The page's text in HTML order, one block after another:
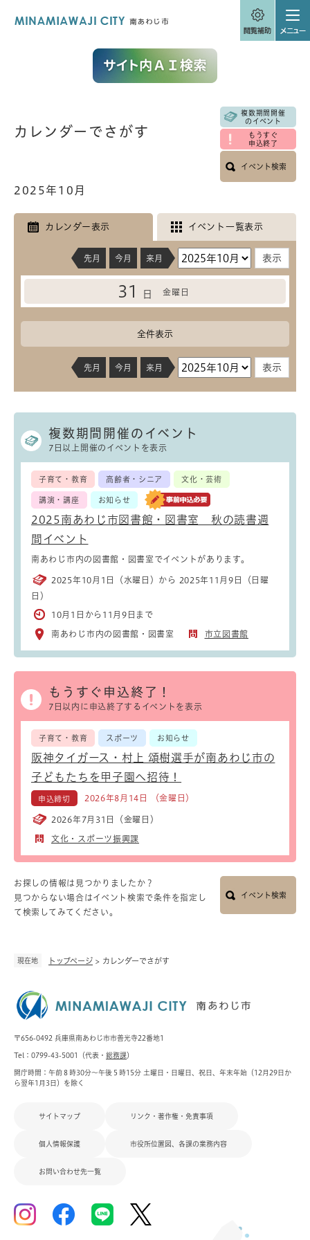
現在地 トップページ > カレンダーでさがす
文
カレンダーでさがす
複数期間開催
のイベント
もうすぐ
申込終了
イベント検索
2025年10月
カレンダー表示 イベント一覧表示
先月 今月 来月
31 日 金曜日
全件表示
先月 今月 来月
複数期間開催のイベント
7日以上開催のイベントを表示
子育て・教育 高齢者・シニア 文化・芸術
講演・講座 お知らせ
2025南あわじ市図書館・図書室 秋の読書週
間イベント
南あわじ市内の図書館・図書室でイベントがあります。
2025年10月1日（水曜日）から 2025年11月9日（日曜
日）
10月1日から11月9日まで
南あわじ市内の図書館・図書室 市立図書館
もうすぐ申込終了！
7日以内に申込終了するイベントを表示
子育て・教育 スポーツ お知らせ
阪神タイガース・村上 頌樹選手が南あわじ市の
子どもたちを甲子園へ招待！
申込締切 2026年8月14日 （金曜日）
2026年7月31日（金曜日）
文化・スポーツ振興課
お探しの情報は見つかりましたか？
見つからない場合はイベント検索で条件を指定し
て検索してみてください。
イベント検索
〒656-0492 兵庫県南あわじ市市善光寺22番地1
Tel：0799-43-5001（代表・ 総務課）
開庁時間：午前８時30分～午後５時15分 土曜日・日曜日、祝日、年末年始（12月29日か
ら翌年1月3日）を除く
サイトマップ リンク・著作権・免責事項
個人情報保護 市役所位置図、各課の業務内容
お問い合わせ先一覧